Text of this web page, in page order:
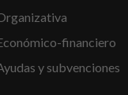
financiero
y subvenciones